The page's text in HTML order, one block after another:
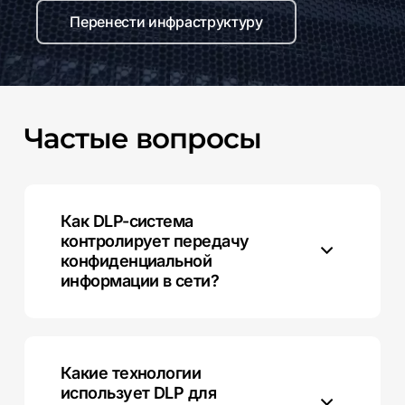
Перенести инфраструктуру
Частые вопросы
Как DLP-система
контролирует передачу
конфиденциальной
информации в сети?
Какие технологии
использует DLP для